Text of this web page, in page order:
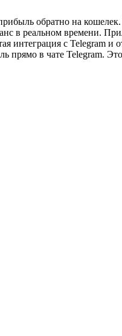
обратно на
в реальном времени.
интеграция с Telegram и
прямо в чате Telegram.